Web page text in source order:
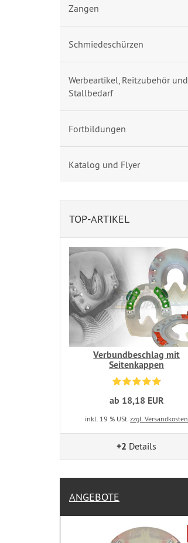
Zangen
Schmiedeschürzen
Werbeartikel, Reitzubehör und
Stallbedarf
Fortbildungen
Katalog und Flyer
TOP-ARTIKEL
Verbundbeschlag mit
Seitenkappen
ab 18,18 EUR
inkl. 19 % USt.zzgl. Versandkosten
+2 Details
ANGEBOTE